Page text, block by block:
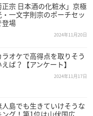
正宗 日本酒の化粧水」京極
一文字則宗のポーチセッ
登場
2024年11月20日
ラオケで高得点を取りそう
ば？【アンケート】
2024年11月17日
人島でも生きていけそうな
グ！第1位は山伏国広